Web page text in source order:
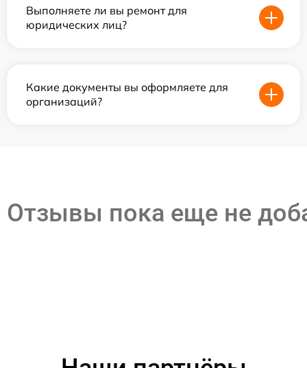
Выполняете ли вы ремонт для
юридических лиц?
Какие документы вы оформляете для
организаций?
Отзывы пока еще не